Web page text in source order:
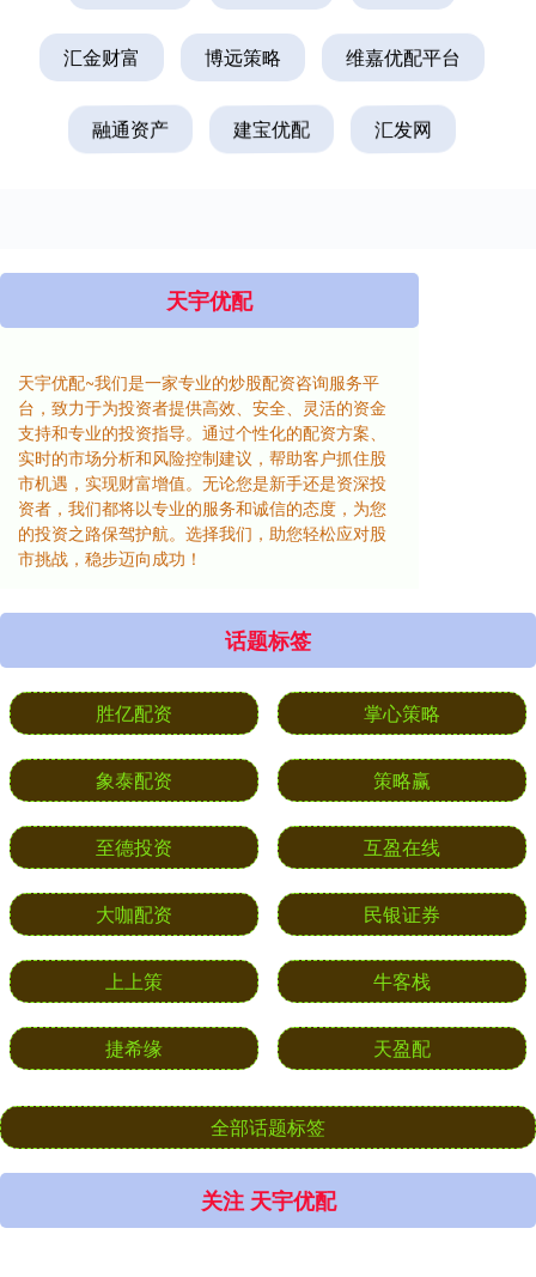
汇金财富 博远策略 维嘉优配平台
融通资产 建宝优配 汇发网
天宇优配
天宇优配~我们是一家专业的炒股配资咨询服务平
台，致力于为投资者提供高效、安全、灵活的资金
支持和专业的投资指导。通过个性化的配资方案、
实时的市场分析和风险控制建议，帮助客户抓住股
市机遇，实现财富增值。无论您是新手还是资深投
资者，我们都将以专业的服务和诚信的态度，为您
的投资之路保驾护航。选择我们，助您轻松应对股
市挑战，稳步迈向成功！
话题标签
胜亿配资 掌心策略
象泰配资 策略赢
至德投资 互盈在线
大咖配资 民银证券
上上策 牛客栈
捷希缘 天盈配
全部话题标签
关注 天宇优配